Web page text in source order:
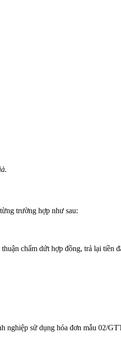
trường hợp như sau:
chấm dứt hợp đồng, trả lại tiền
nghiệp sử dụng hóa đơn mẫu 02/